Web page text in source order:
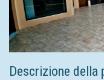
Descrizione della